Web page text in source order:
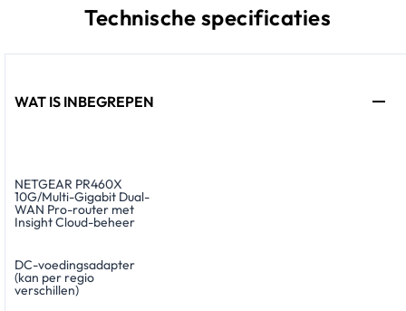
Technische specificaties
WAT IS INBEGREPEN
NETGEAR PR460X
10G/Multi-Gigabit Dual-
WAN Pro-router met
Insight Cloud-beheer
DC-voedingsadapter
(kan per regio
verschillen)